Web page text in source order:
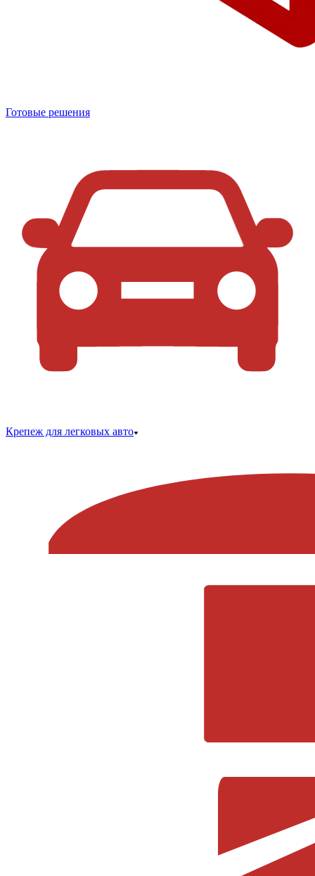
Готовые решения
Крепеж для легковых авто